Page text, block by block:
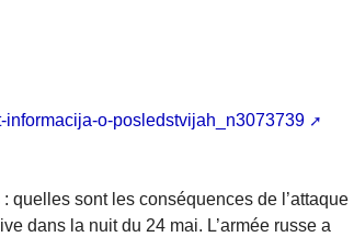
informacija-o-posledstvijah_n3073739
quelles sont les conséquences de l’attaque
dans la nuit du 24 mai. L’armée russe a